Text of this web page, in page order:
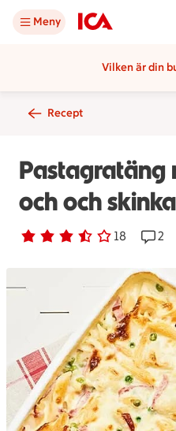
Meny
Vilken är din
Recept
Pastagratäng
och och skinka
Betyg 3.2 av 5. 18
18 personer har röstat 2